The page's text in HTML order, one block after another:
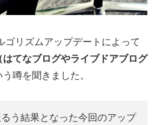
リズムアップデートによって
てなブログやライブドアブログ
う噂を聞きました。
う結果となった今回のアップ